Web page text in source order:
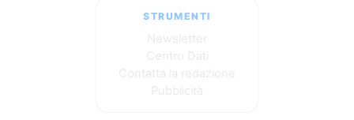
STRUMENTI
Newsletter
Centro Dati
Contatta la redazione
Pubblicità